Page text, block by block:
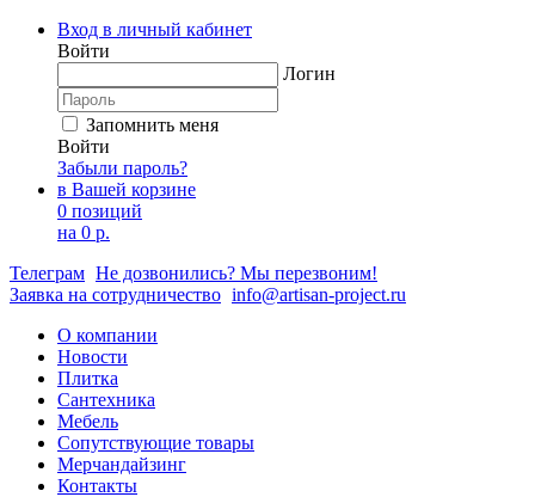
Вход в личный кабинет
Войти
Логин
Запомнить меня
Войти
Забыли пароль?
в Вашей корзине
0 позиций
на 0 р.
Телеграм Не дозвонились? Мы перезвоним!
Заявка на сотрудничество info@artisan-project.ru
О компании
Новости
Плитка
Сантехника
Мебель
Сопутствующие товары
Мерчандайзинг
Контакты